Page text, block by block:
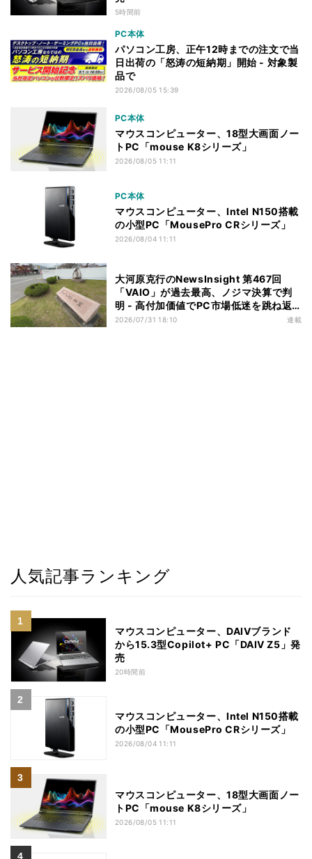
5時間前
PC本体
パソコン工房、正午12時までの注文で当
日出荷の「怒涛の短納期」開始 - 対象製
品で
2026/08/05 15:39
PC本体
マウスコンピューター、18型大画面ノー
トPC「mouse K8シリーズ」
2026/08/05 11:11
PC本体
マウスコンピューター、Intel N150搭載
の小型PC「MousePro CRシリーズ」
2026/08/04 11:11
大河原克行のNewsInsight 第467回
「VAIO」が過去最高、ノジマ決算で判
明 - 高付加価値でPC市場低迷を跳ね返
す
2026/07/31 18:10 連載
人気記事ランキング
マウスコンピューター、DAIVブランド
から15.3型Copilot+ PC「DAIV Z5」発
売
20時間前
マウスコンピューター、Intel N150搭載
の小型PC「MousePro CRシリーズ」
2026/08/04 11:11
マウスコンピューター、18型大画面ノー
トPC「mouse K8シリーズ」
2026/08/05 11:11